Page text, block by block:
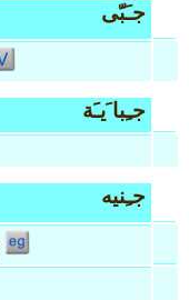
جـَبّى
جـِبا َيـَة
جـِنيه